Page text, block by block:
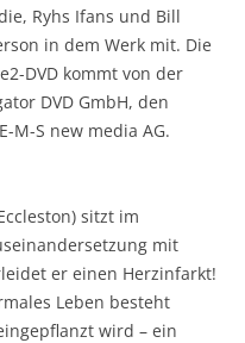
Ryhs Ifans und Bill
in dem Werk mit. Die
DVD kommt von der
DVD GmbH, den
M-S new media AG.
sitzt im
mit
er einen Herzinfarkt!
Leben besteht
wird – ein